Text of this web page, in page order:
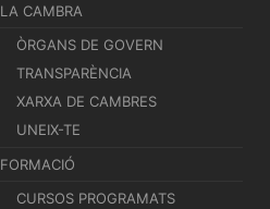
LA CAMBRA
ÒRGANS DE GOVERN
TRANSPARÈNCIA
XARXA DE CAMBRES
UNEIX-TE
FORMACIÓ
CURSOS PROGRAMATS